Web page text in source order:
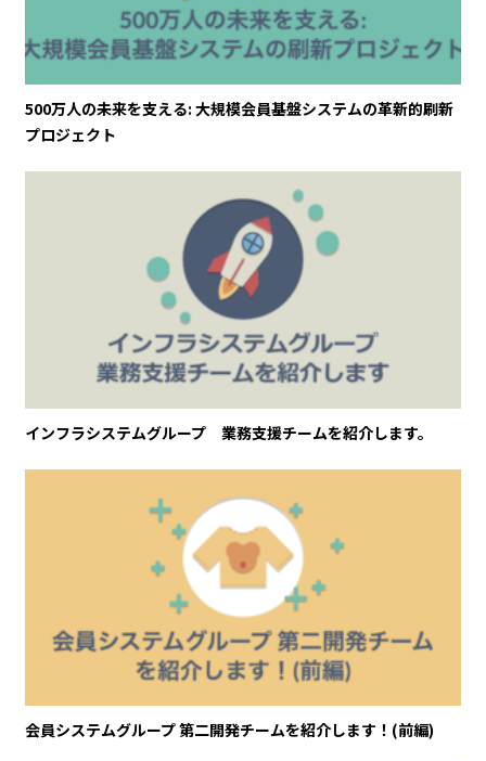
500万人の未来を支える: 大規模会員基盤システムの革新的刷新
プロジェクト
インフラシステムグループ 業務支援チームを紹介します。
会員システムグループ 第二開発チームを紹介します！(前編)